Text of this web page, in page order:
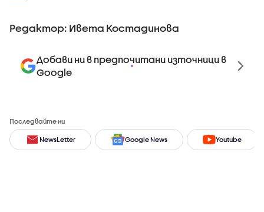
Редактор: Ивета Костадинова
Добави ни в предпочитани източници в
Google
Последвайте ни
NewsLetter Google News Youtube